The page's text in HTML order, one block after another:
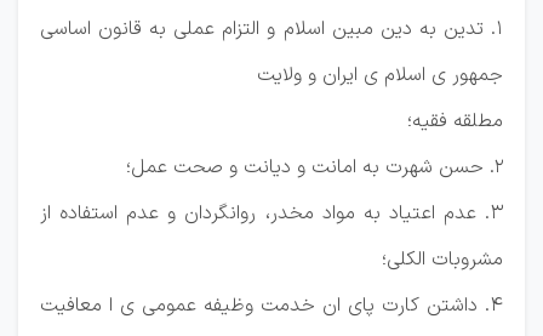
1. تدین به دین مبین اسلام و التزام عملی به قانون اساسی
جمهور ی اسلام ی ایران و ولایت
مطلقه فقیه؛
2. حسن شهرت به امانت و دیانت و صحت عمل؛
3. عدم اعتیاد به مواد مخدر، روانگردان و عدم استفاده از
مشروبات الکلی؛
4. داشتن کارت پای ان خدمت وظیفه عمومی ی ا معافیت